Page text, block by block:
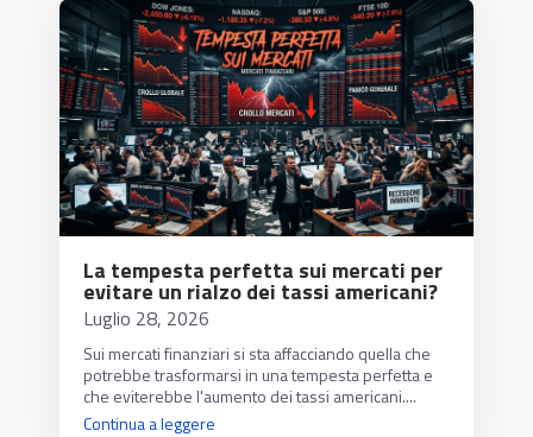
La tempesta perfetta sui mercati per
evitare un rialzo dei tassi americani?
Luglio 28, 2026
Sui mercati finanziari si sta affacciando quella che
potrebbe trasformarsi in una tempesta perfetta e
che eviterebbe l'aumento dei tassi americani....
Continua a leggere